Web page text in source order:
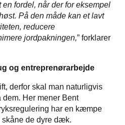
fordel, når der for eksempel
På den måde kan et lavt
reducere
jordpakningen,” forklarer
og entreprenørarbejde
derfor skal man naturligvis
Her mener Bent
har en kæmpe
skåne de dyre dæk.